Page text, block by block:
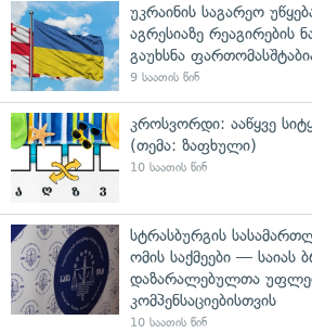
უკრაინის საგარეო
აგრესიაზე რეაგირების
გაუხსნა
9 საათის წინ
კროსვორდი: ააწყვე
(თემა: ზაფხული)
10 საათის წინ
სტრასბურგის
ომის საქმეები — საიას
დაზარალებულთა
კომპენსაციებისთვის
10 საათის წინ